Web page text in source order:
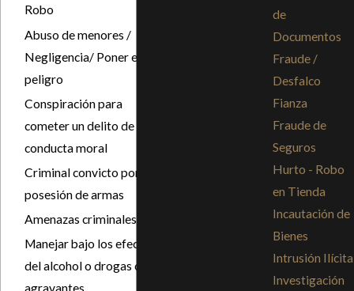
Robo
Abuso de menores /
Negligencia/ Poner en
peligro
Conspiración para
cometer un delito de
conducta moral
Criminal convicto por
posesión de armas
Amenazas criminales
Manejar bajo los efectos
del alcohol o drogas con
agravantes
de
Documentos
Fraude /
Desfalco
Fianza
Fraude de
Seguros
Hurto - Robo
en Tienda
Incautación de
Bienes
Intrusión Ilícita
Investigación